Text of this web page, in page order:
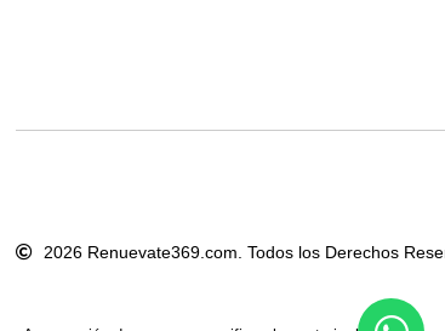
2026 Renuevate369.com. Todos los Derechos